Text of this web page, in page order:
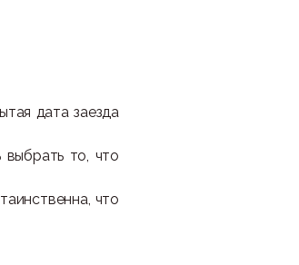
дата заезда
то, что
что